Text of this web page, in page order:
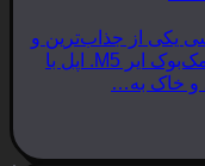
یکی از جذاب‌ترین و
پربحث‌ترین لپ‌تاپ‌های امسال اپل، یعنی مک‌بوک ایر M5. اپل با